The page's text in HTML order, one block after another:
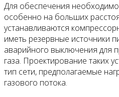
Для обеспечения
особенно на больших
устанавливаются
иметь резервные источники
аварийного выключения для
газа. Проектирование таких
тип сети, предполагаемые
газового потока.